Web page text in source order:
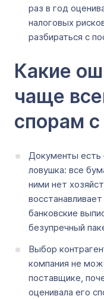
раз в год
налоговых
разбираться с
Какие
чаще
спорам
Документы есть
ловушка: все
ними нет
банковские
безупречный
Выбор
компания не
поставщике,
оценивала его